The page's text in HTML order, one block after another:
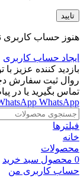
تایید
هنوز حساب کاربری
ایجاد حساب کاربری
بازدید کننده عزیز
تماس بگیرید یا در
WhatsApp
فیلترها
خانه
محصولات
0 محصول سبد خرید
حساب کاربری من